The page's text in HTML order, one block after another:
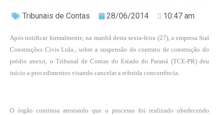
Tribunais de Contas 28/06/2014 10:47 am
Após notificar formalmente, na manhã desta sexta-feira (27), a empresa Sial
Construções Civis Ltda., sobre a suspensão do contrato de construção do
prédio anexo, o Tribunal de Contas do Estado do Paraná (TCE-PR) deu
início a procedimentos visando cancelar a referida concorrência.
O órgão continua atestando que o processo foi realizado obedecendo